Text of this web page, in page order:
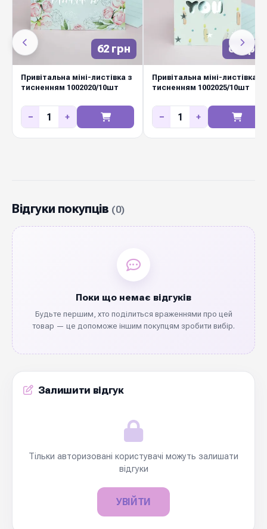
62 грн
Привітальна міні-листівка з
тисненням 1002020/10шт
− +
62 грн
Привітальна міні-листівка з
тисненням 1002025/10шт
− +
Відгуки покупців (0)
Поки що немає відгуків
Будьте першим, хто поділиться враженнями про цей
товар — це допоможе іншим покупцям зробити вибір.
Залишити відгук
Тільки авторизовані користувачі можуть залишати
відгуки
УВІЙТИ